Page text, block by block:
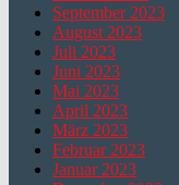
September 2023
August 2023
Juli 2023
Juni 2023
Mai 2023
April 2023
März 2023
Februar 2023
Januar 2023